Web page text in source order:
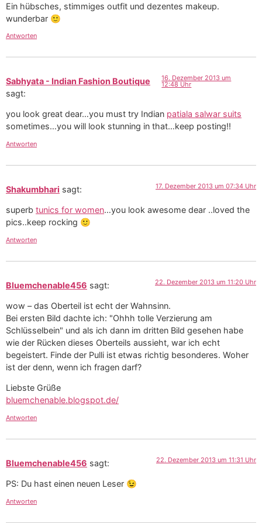
Ein hübsches, stimmiges outfit und dezentes makeup.
wunderbar 🙂
Antworten
Sabhyata - Indian Fashion Boutique
sagt:
16. Dezember 2013 um
12:48 Uhr
you look great dear…you must try Indian patiala salwar suits
sometimes…you will look stunning in that…keep posting!!
Antworten
Shakumbhari sagt: 17. Dezember 2013 um 07:34 Uhr
superb tunics for women…you look awesome dear ..loved the
pics..keep rocking 🙂
Antworten
Bluemchenable456 sagt: 22. Dezember 2013 um 11:20 Uhr
wow – das Oberteil ist echt der Wahnsinn.
Bei ersten Bild dachte ich: "Ohhh tolle Verzierung am
Schlüsselbein" und als ich dann im dritten Bild gesehen habe
wie der Rücken dieses Oberteils aussieht, war ich echt
begeistert. Finde der Pulli ist etwas richtig besonderes. Woher
ist der denn, wenn ich fragen darf?
Liebste Grüße
bluemchenable.blogspot.de/
Antworten
Bluemchenable456 sagt: 22. Dezember 2013 um 11:31 Uhr
PS: Du hast einen neuen Leser 😉
Antworten